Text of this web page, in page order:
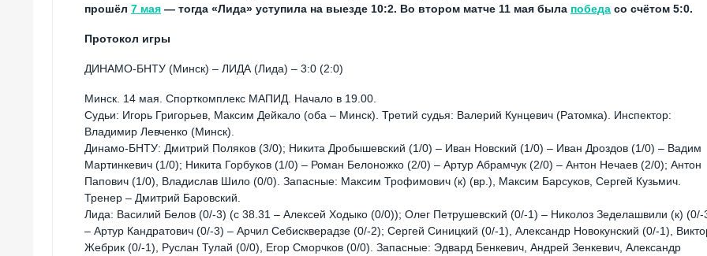
прошёл 7 мая — тогда «Лида» уступила на выезде 10:2. Во втором матче 11 мая была победа со счётом 5:0.
Протокол игры
ДИНАМО-БНТУ (Минск) – ЛИДА (Лида) – 3:0 (2:0)
Минск. 14 мая. Спорткомплекс МАПИД. Начало в 19.00.
Судьи: Игорь Григорьев, Максим Дейкало (оба – Минск). Третий судья: Валерий Кунцевич (Ратомка). Инспектор:
Владимир Левченко (Минск).
Динамо-БНТУ: Дмитрий Поляков (3/0); Никита Дробышевский (1/0) – Иван Новский (1/0) – Иван Дроздов (1/0) – Вадим
Мартинкевич (1/0); Никита Горбуков (1/0) – Роман Белоножко (2/0) – Артур Абрамчук (2/0) – Антон Нечаев (2/0); Антон
Папович (1/0), Владислав Шило (0/0). Запасные: Максим Трофимович (к) (вр.), Максим Барсуков, Сергей Кузьмич.
Тренер – Дмитрий Баровский.
Лида: Василий Белов (0/-3) (с 38.31 – Алексей Ходыко (0/0)); Олег Петрушевский (0/-1) – Николоз Зеделашвили (к) (0/-
– Артур Кандратович (0/-3) – Арчил Себискверадзе (0/-2); Сергей Синицкий (0/-1), Александр Новокунский (0/-1),
Жебрик (0/-1), Руслан Тулай (0/0), Егор Сморчков (0/0). Запасные: Эдвард Бенкевич, Андрей Зенкевич, Александр